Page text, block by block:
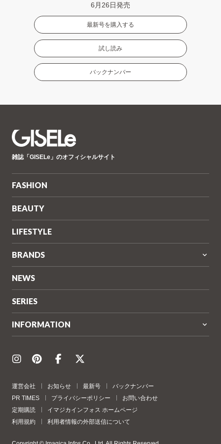
6月26日発売
最新号を購入する
試し読み
バックナンバー
ゼ
雑誌「GISELe」のオフィシャルサイト
FASHION
BEAUTY
LIFESTYLE
BRANDS
NEWS
SERIES
INFORMATION
運営会社 お知らせ 最新号
バックナンバー
PR TIMES
プライバシーポリシー
お問い合わせ
定期購読
イマジカインフォス ホームページ
利用規約
利用者情報の外部送信について